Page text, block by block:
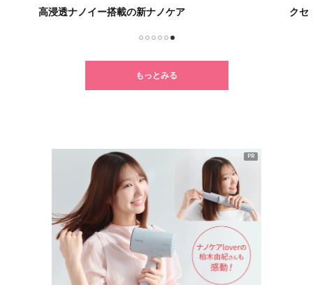
高浸透ナノイー搭載の新ナノケア クセ
もっとみる
PR